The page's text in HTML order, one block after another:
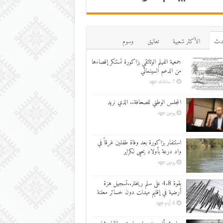
اﻷكثر شعبية تعاليق
وسوم
جمعية الفيلم الوثائقي بزاكورة تستنكر إقصاءها
من الدعم السينمائي
7 ساعات ago
المجلس الوطني للصحافة.. الذي نريد
يومين ago
استنفار بزاكورة بعد وفاة طفلين غرقاً في
واد درعة بأولاد يحيى لكراير
يومين ago
بقوة 4.8 على سلم ريختر..تسجيل هزة
أرضية في إقليم ميدلت دون خسائر معلنة
4 أيام ago